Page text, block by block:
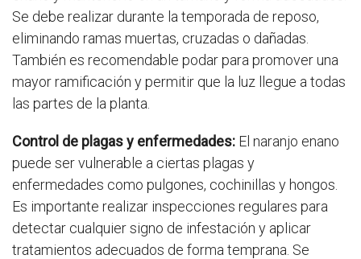
Se debe realizar durante la temporada de reposo,
eliminando ramas muertas, cruzadas o dañadas.
También es recomendable podar para promover una
mayor ramificación y permitir que la luz llegue a todas
las partes de la planta.
Control de plagas y enfermedades: El naranjo enano
puede ser vulnerable a ciertas plagas y
enfermedades como pulgones, cochinillas y hongos.
Es importante realizar inspecciones regulares para
detectar cualquier signo de infestación y aplicar
tratamientos adecuados de forma temprana. Se